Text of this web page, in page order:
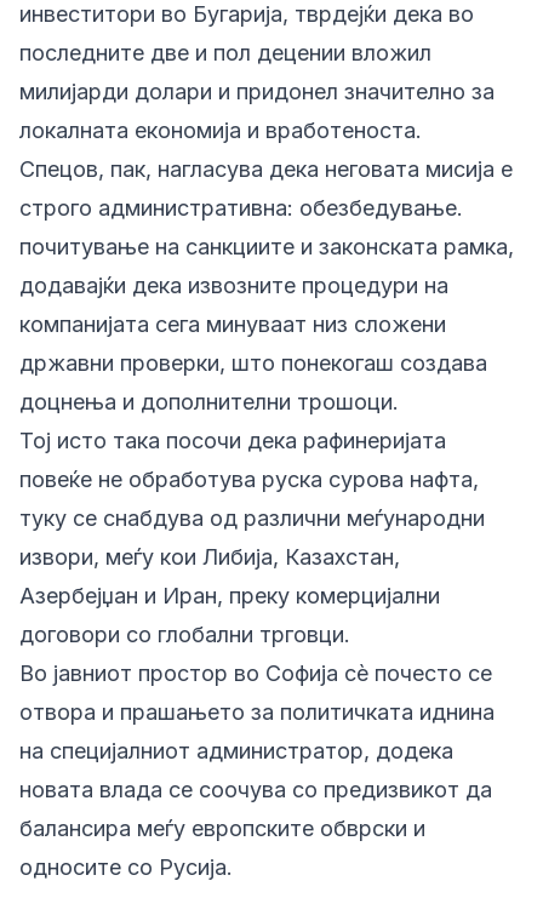
инвеститори во Бугарија, тврдејќи дека во
последните две и пол децении вложил
милијарди долари и придонел значително за
локалната економија и вработеноста.
Спецов, пак, нагласува дека неговата мисија е
строго административна: обезбедување.
почитување на санкциите и законската рамка,
додавајќи дека извозните процедури на
компанијата сега минуваат низ сложени
државни проверки, што понекогаш создава
доцнења и дополнителни трошоци.
Тој исто така посочи дека рафинеријата
повеќе не обработува руска сурова нафта,
туку се снабдува од различни меѓународни
извори, меѓу кои Либија, Казахстан,
Азербејџан и Иран, преку комерцијални
договори со глобални трговци.
Во јавниот простор во Софија сè почесто се
отвора и прашањето за политичката иднина
на специјалниот администратор, додека
новата влада се соочува со предизвикот да
балансира меѓу европските обврски и
односите со Русија.